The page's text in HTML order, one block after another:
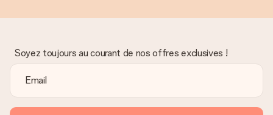
Soyez toujours au courant de nos offres exclusives !